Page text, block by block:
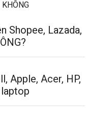
Shopee, Lazada,
Apple, Acer, HP,